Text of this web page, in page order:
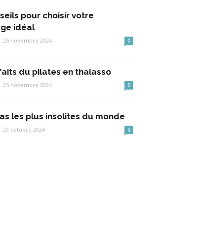
pour choisir votre
idéal
25 novembre 2024 0
du pilates en thalasso
25 novembre 2024 0
les plus insolites du monde
29 octobre 2024 0